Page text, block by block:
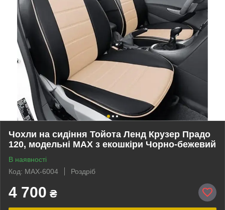
Чохли на сидіння Тойота Ленд Крузер Прадо
120, модельні MAX з екошкіри Чорно-бежевий
В наявності
Код: MAX-6004
Роздріб
4 700 ₴